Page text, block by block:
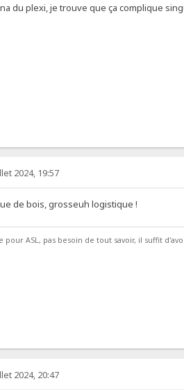
du plexi, je trouve que ça complique
2024, 19:57
de bois, grosseuh logistique !
pour ASL, pas besoin de tout savoir, il suffit
2024, 20:47